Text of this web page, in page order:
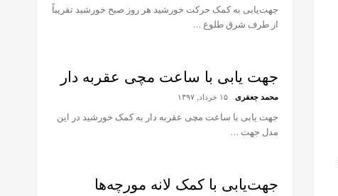
جهت‌یابی به کمک حرکت خورشید هر روز صبح خورشید تقریباً
از طرف شرق طلوع …
جهت یابی با ساعت مچی عقربه دار
محمد جعفری ۱۵ خرداد, ۱۳۹۷
جهت یابی با ساعت مچی عقربه دار به کمک خورشید در این
مدل جهت …
جهت‌یابی با کمک لانه مورچه‌ها